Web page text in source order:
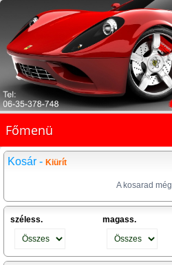
Főmenü
Kosár - Kiürít
A kosarad
széless. magass.